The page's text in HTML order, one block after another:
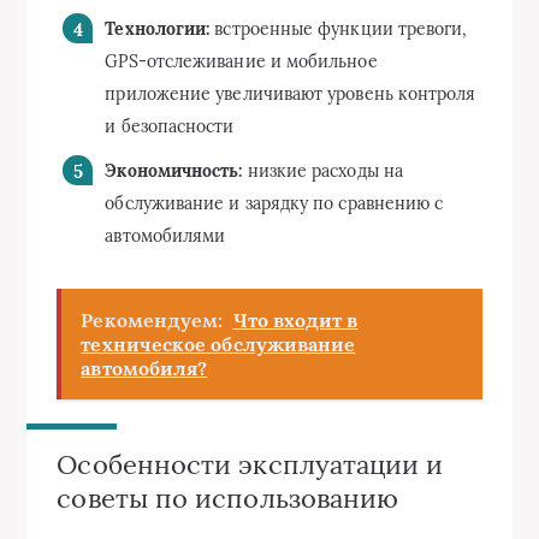
Технологии: встроенные функции тревоги,
GPS-отслеживание и мобильное
приложение увеличивают уровень контроля
и безопасности
Экономичность: низкие расходы на
обслуживание и зарядку по сравнению с
автомобилями
Рекомендуем: Что входит в
техническое обслуживание
автомобиля?
Особенности эксплуатации и
советы по использованию